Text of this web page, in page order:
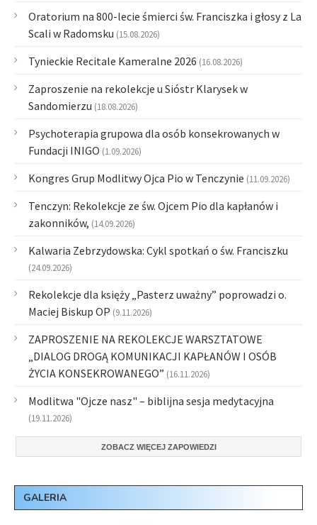
Oratorium na 800-lecie śmierci św. Franciszka i głosy z La
Scali w Radomsku (15.08.2026)
Tynieckie Recitale Kameralne 2026 (16.08.2026)
Zaproszenie na rekolekcje u Sióstr Klarysek w
Sandomierzu (18.08.2026)
Psychoterapia grupowa dla osób konsekrowanych w
Fundacji INIGO (1.09.2026)
Kongres Grup Modlitwy Ojca Pio w Tenczynie (11.09.2026)
Tenczyn: Rekolekcje ze św. Ojcem Pio dla kapłanów i
zakonników, (14.09.2026)
Kalwaria Zebrzydowska: Cykl spotkań o św. Franciszku
(24.09.2026)
Rekolekcje dla księży „Pasterz uważny” poprowadzi o.
Maciej Biskup OP (9.11.2026)
ZAPROSZENIE NA REKOLEKCJE WARSZTATOWE
„DIALOG DROGĄ KOMUNIKACJI KAPŁANÓW I OSÓB
ŻYCIA KONSEKROWANEGO” (16.11.2026)
Modlitwa "Ojcze nasz" – biblijna sesja medytacyjna
(19.11.2026)
ZOBACZ WIĘCEJ ZAPOWIEDZI
GALERIA